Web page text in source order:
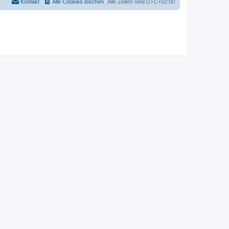
Alle Zeiten sind UTC+02:00
Alle Cookies löschen
Kontakt